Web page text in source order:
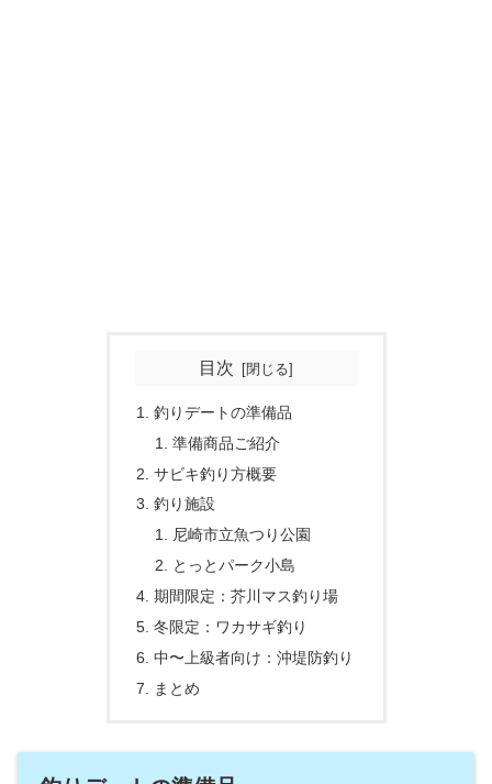
目次
釣りデートの準備品
準備商品ご紹介
サビキ釣り方概要
釣り施設
尼崎市立魚つり公園
とっとパーク小島
期間限定：芥川マス釣り場
冬限定：ワカサギ釣り
中〜上級者向け：沖堤防釣り
まとめ